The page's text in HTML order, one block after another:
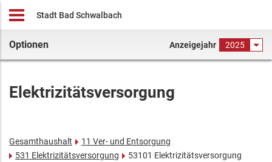
Stadt Bad Schwalbach
Optionen Anzeigejahr 2025
Elektrizitätsversorgung
Gesamthaushalt
11 Ver- und Entsorgung
531 Elektrizitätsversorgung
53101 Elektrizitätsversorgung